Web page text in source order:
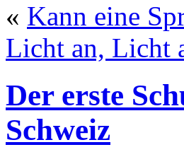
« Kann eine
Licht an, Licht
Der erste
Schweiz